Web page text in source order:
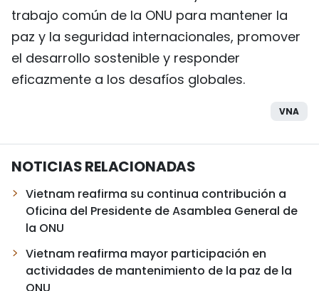
trabajo común de la ONU para mantener la
paz y la seguridad internacionales, promover
el desarrollo sostenible y responder
eficazmente a los desafíos globales.
VNA
NOTICIAS RELACIONADAS
Vietnam reafirma su continua contribución a
Oficina del Presidente de Asamblea General de
la ONU
Vietnam reafirma mayor participación en
actividades de mantenimiento de la paz de la
ONU